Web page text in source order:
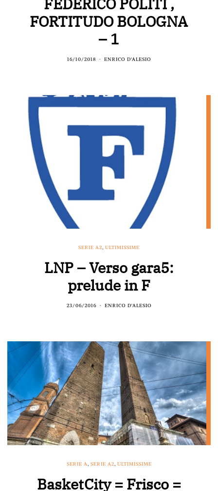
FORTITUDO BOLOGNA
– 1
16/10/2018 ENRICO D'ALESIO
SERIE A2, ULTIMISSIME
LNP – Verso gara5:
prelude in F
23/06/2016 ENRICO D'ALESIO
SERIE A, SERIE A2, ULTIMISSIME
BasketCity = Frisco =